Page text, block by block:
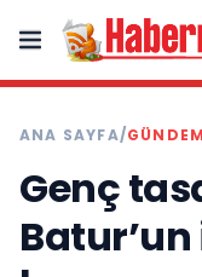
ANA SAYFA/GÜNDEM
Genç